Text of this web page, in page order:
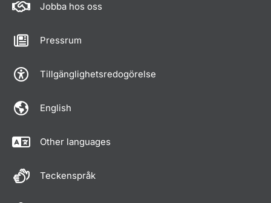
Jobba hos oss
Pressrum
Tillgänglighetsredogörelse
English
Other languages
Teckenspråk